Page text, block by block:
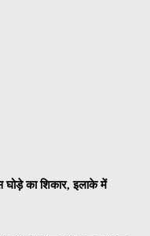
घोड़े का शिकार, इलाके में